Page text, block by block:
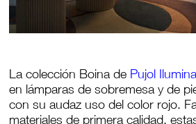
La colección Boina de Pujol
en lámparas de sobremesa y de
con su audaz uso del color rojo.
materiales de primera calidad,